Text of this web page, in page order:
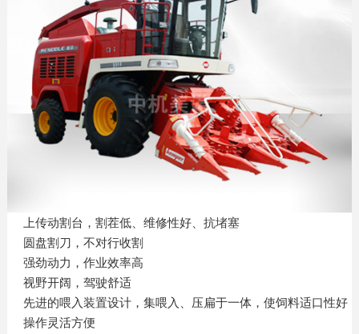
上传动割台，割茬低、维修性好、抗堵塞
圆盘割刀，不对行收割
强劲动力，作业效率高
视野开阔，驾驶舒适
先进的喂入装置设计，集喂入、压扁于一体，使饲料适口性好
操作灵活方便